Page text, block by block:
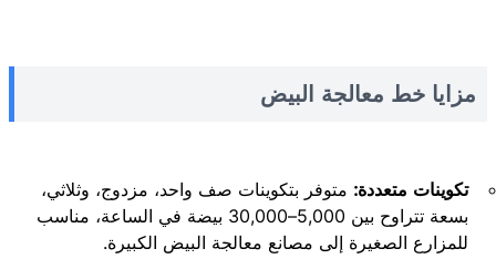
مزايا خط معالجة البيض
تكوينات متعددة: متوفر بتكوينات صف واحد، مزدوج، وثلاثي،
بسعة تتراوح بين 5,000–30,000 بيضة في الساعة، مناسب
للمزارع الصغيرة إلى مصانع معالجة البيض الكبيرة.